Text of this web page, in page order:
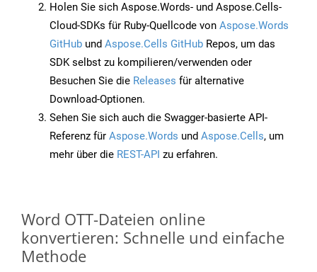
Holen Sie sich Aspose.Words- und Aspose.Cells-
Cloud-SDKs für Ruby-Quellcode von Aspose.Words
GitHub und Aspose.Cells GitHub Repos, um das
SDK selbst zu kompilieren/verwenden oder
Besuchen Sie die Releases für alternative
Download-Optionen.
Sehen Sie sich auch die Swagger-basierte API-
Referenz für Aspose.Words und Aspose.Cells, um
mehr über die REST-API zu erfahren.
Word OTT-Dateien online
konvertieren: Schnelle und einfache
Methode